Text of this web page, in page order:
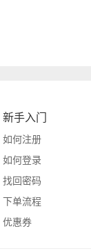
新手入门
如何注册
如何登录
找回密码
下单流程
优惠券